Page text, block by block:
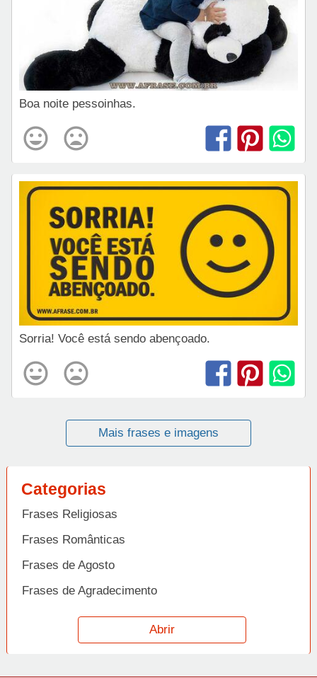
Boa noite pessoinhas.
Sorria! Você está sendo abençoado.
Mais frases e imagens
Categorias
Frases Religiosas
Frases Românticas
Frases de Agosto
Frases de Agradecimento
Frases de Amizade
Frases de Amor
Abrir